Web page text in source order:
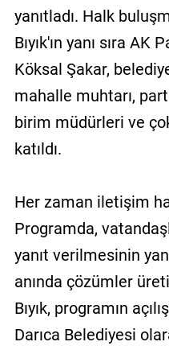
yanıtladı. Halk
Bıyık'ın yanı sıra AK
Köksal Şakar,
mahalle muhtarı,
birim müdürleri ve
katıldı.
Her zaman iletişim
Programda,
yanıt verilmesinin
anında çözümler
Bıyık, programın
Darıca Belediyesi